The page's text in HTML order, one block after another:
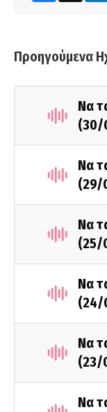
Προηγούμενα
Να
(30/
Να
(29/
Να
(25/
Να
(24/
Να
(23/
Να